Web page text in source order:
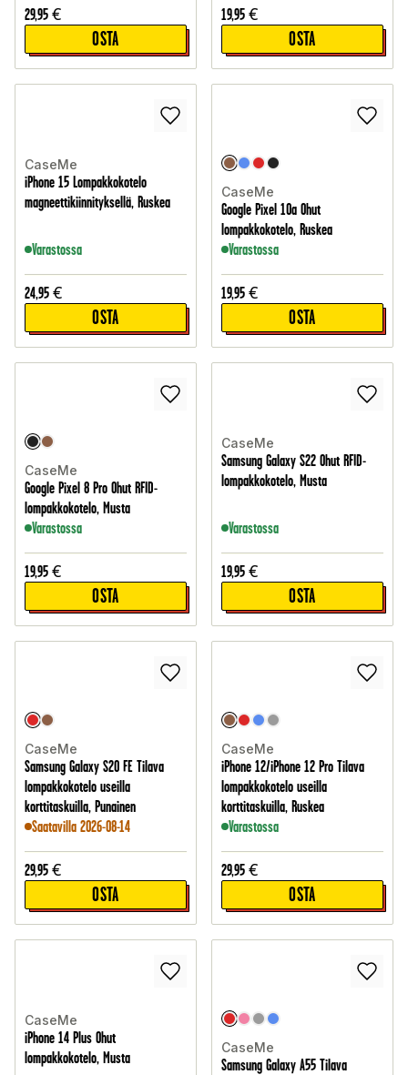
29,95 €
OSTA
19,95 €
OSTA
CaseMe
iPhone 15 Lompakkokotelo
magneettikiinnityksellä, Ruskea
Varastossa
24,95 €
OSTA
CaseMe
Google Pixel 10a Ohut
lompakkokotelo, Ruskea
Varastossa
19,95 €
OSTA
CaseMe
Google Pixel 8 Pro Ohut RFID-
lompakkokotelo, Musta
Varastossa
19,95 €
OSTA
CaseMe
Samsung Galaxy S22 Ohut RFID-
lompakkokotelo, Musta
Varastossa
19,95 €
OSTA
CaseMe
Samsung Galaxy S20 FE Tilava
lompakkokotelo useilla
korttitaskuilla, Punainen
Saatavilla 2026-08-14
29,95 €
OSTA
CaseMe
iPhone 12/iPhone 12 Pro Tilava
lompakkokotelo useilla
korttitaskuilla, Ruskea
Varastossa
29,95 €
OSTA
CaseMe
iPhone 14 Plus Ohut
lompakkokotelo, Musta
CaseMe
Samsung Galaxy A55 Tilava